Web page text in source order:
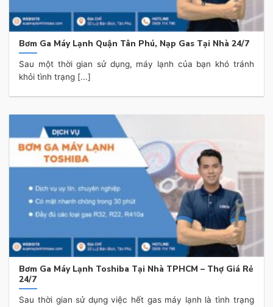
Bơm Ga Máy Lạnh Quận Tân Phú, Nạp Gas Tại Nhà 24/7
Sau một thời gian sử dụng, máy lạnh của bạn khó tránh
khỏi tình trạng [...]
Bơm Ga Máy Lạnh Toshiba Tại Nhà TPHCM – Thợ Giá Rẻ
24/7
Sau thời gian sử dụng việc hết gas máy lạnh là tình trạng